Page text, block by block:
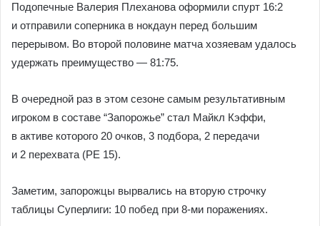
Подопечные Валерия Плеханова оформили спурт 16:2
и отправили соперника в нокдаун перед большим
перерывом. Во второй половине матча хозяевам удалось
удержать преимущество — 81:75.
В очередной раз в этом сезоне самым результативным
игроком в составе “Запорожье” стал Майкл Кэффи,
в активе которого 20 очков, 3 подбора, 2 передачи
и 2 перехвата (РЕ 15).
Заметим, запорожцы вырвались на вторую строчку
таблицы Суперлиги: 10 побед при 8-ми поражениях.